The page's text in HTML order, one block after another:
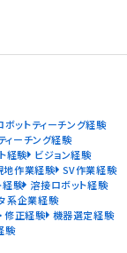
ボットティーチング経験
ィーチング経験
経験 ビジョン経験
地作業経験 SV作業経験
経験 溶接ロボット経験
系企業経験
修正経験 機器選定経験
験